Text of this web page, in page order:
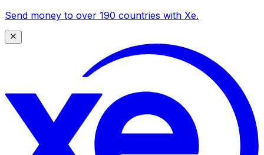
Send money to over 190 countries with Xe.